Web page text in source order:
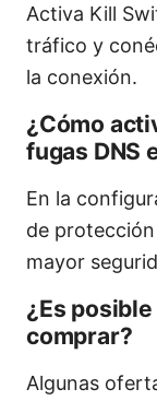
Activa Kill
tráfico y
la conexión.
¿Cómo
fugas DNS
En la
de
mayor
¿Es
comprar?
Algunas